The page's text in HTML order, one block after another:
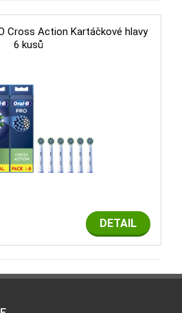
Cross Action Kartáčkové hlavy
6 kusů
DETAIL